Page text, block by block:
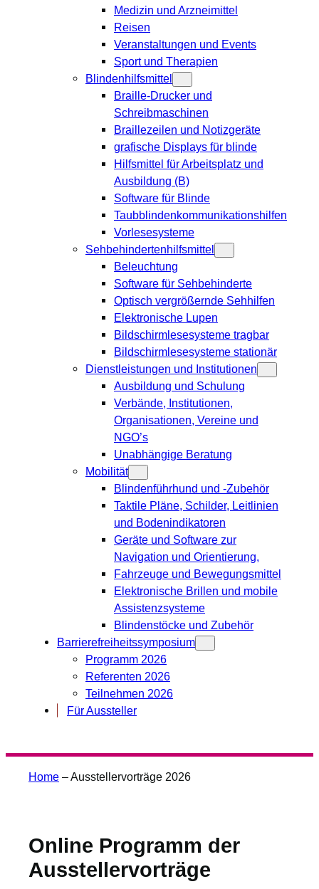
Medizin und Arzneimittel
Reisen
Veranstaltungen und Events
Sport und Therapien
Blindenhilfsmittel
Braille-Drucker und
Schreibmaschinen
Braillezeilen und Notizgeräte
grafische Displays für blinde
Hilfsmittel für Arbeitsplatz und
Ausbildung (B)
Software für Blinde
Taubblindenkommunikationshilfen
Vorlesesysteme
Sehbehindertenhilfsmittel
Beleuchtung
Software für Sehbehinderte
Optisch vergrößernde Sehhilfen
Elektronische Lupen
Bildschirmlesesysteme tragbar
Bildschirmlesesysteme stationär
Dienstleistungen und Institutionen
Ausbildung und Schulung
Verbände, Institutionen,
Organisationen, Vereine und
NGO’s
Unabhängige Beratung
Mobilität
Blindenführhund und -Zubehör
Taktile Pläne, Schilder, Leitlinien
und Bodenindikatoren
Geräte und Software zur
Navigation und Orientierung,
Fahrzeuge und Bewegungsmittel
Elektronische Brillen und mobile
Assistenzsysteme
Blindenstöcke und Zubehör
Barrierefreiheitssymposium
Programm 2026
Referenten 2026
Teilnehmen 2026
Für Aussteller
Home –Ausstellervorträge 2026
Online Programm der
Ausstellervorträge